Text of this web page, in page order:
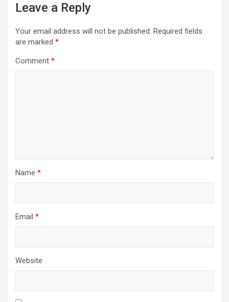
Leave a Reply
Your email address will not be published. Required fields
are marked *
Comment *
Name *
Email *
Website